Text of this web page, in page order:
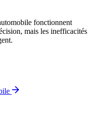
fonctionnent
mais les inefficacités